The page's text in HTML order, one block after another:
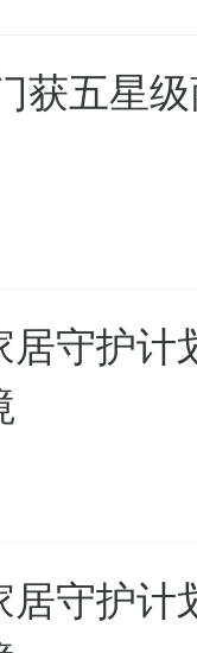
获五星
守护计
守护计